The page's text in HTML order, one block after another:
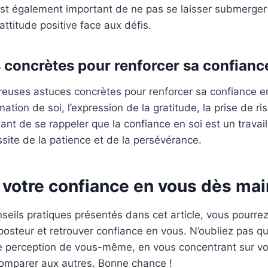
également important de ne pas se laisser
positive face aux défis.
concrètes pour renforcer sa
astuces concrètes pour renforcer sa confiance
de soi, l’expression de la gratitude, la prise de
de se rappeler que la confiance en soi est un
de la patience et de la persévérance.
confiance en vous dès
pratiques présentés dans cet article, vous
et retrouver confiance en vous. N’oubliez pas
perception de vous-même, en vous concentrant sur
aux autres. Bonne chance !